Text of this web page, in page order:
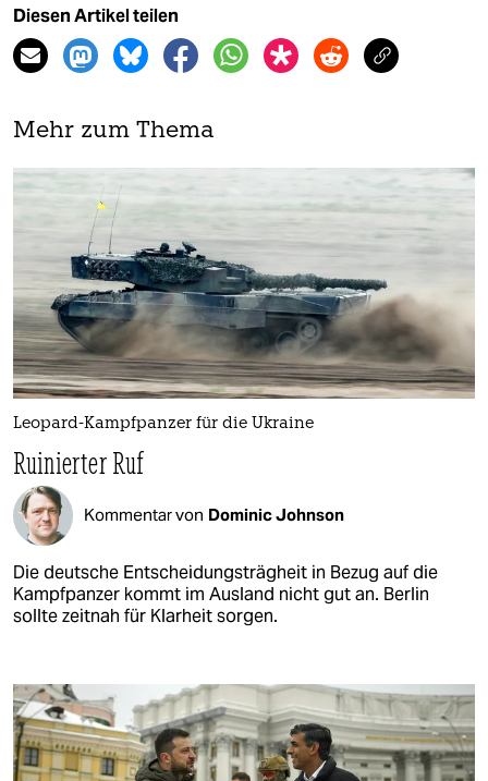
Diesen Artikel teilen
Mehr zum Thema
Leopard-Kampfpanzer für die Ukraine
Ruinierter Ruf
Kommentar von Dominic Johnson
Die deutsche Entscheidungsträgheit in Bezug auf die
Kampfpanzer kommt im Ausland nicht gut an. Berlin
sollte zeitnah für Klarheit sorgen.